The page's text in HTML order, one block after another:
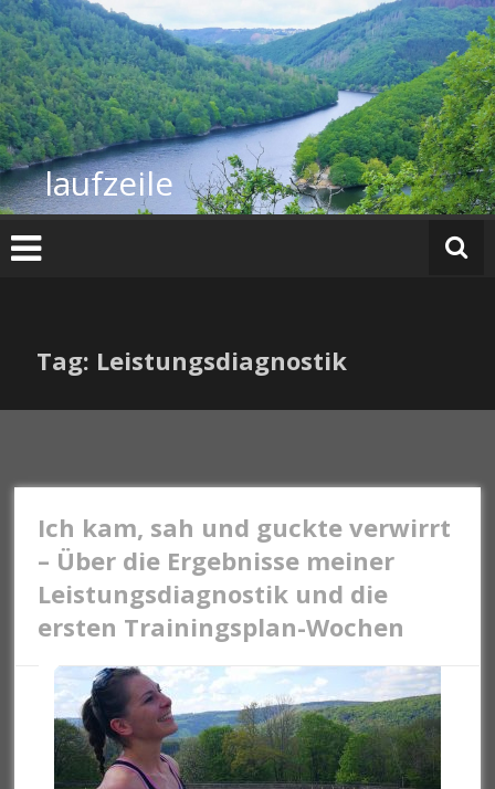
Zum
Inhalt
springen
laufzeile
Tag: Leistungsdiagnostik
Ich kam, sah und guckte verwirrt
– Über die Ergebnisse meiner
Leistungsdiagnostik und die
ersten Trainingsplan-Wochen